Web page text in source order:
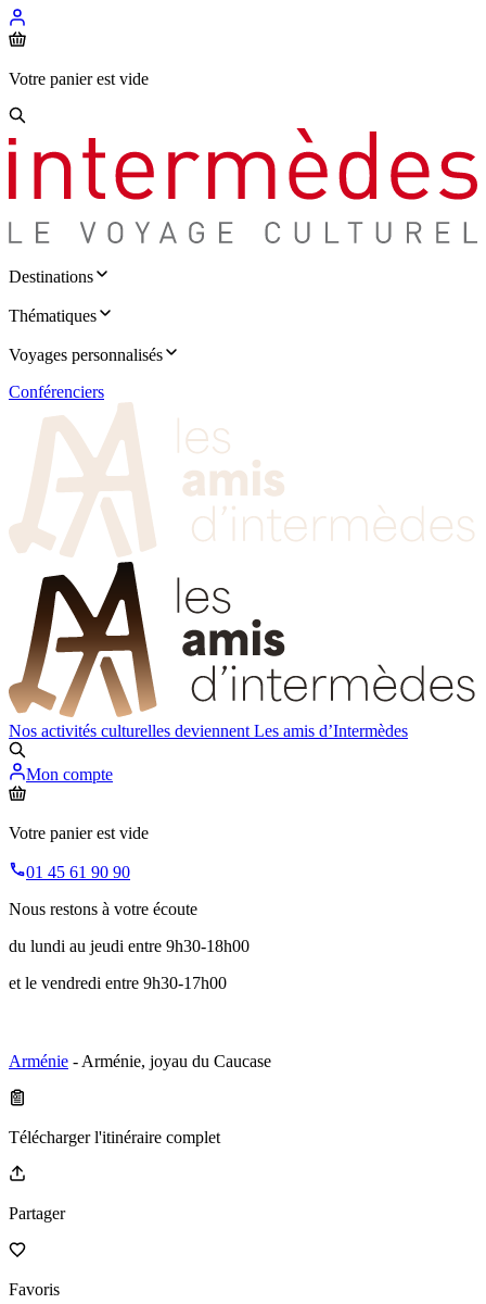
Votre panier est vide
Destinations
Thématiques
Voyages personnalisés
Conférenciers
Nos activités culturelles deviennent Les amis d’Intermèdes
Mon compte
Votre panier est vide
01 45 61 90 90
Nous restons à votre écoute
du lundi au jeudi entre 9h30-18h00
et le vendredi entre 9h30-17h00
Arménie - Arménie, joyau du Caucase
Télécharger l'itinéraire complet
Partager
Favoris